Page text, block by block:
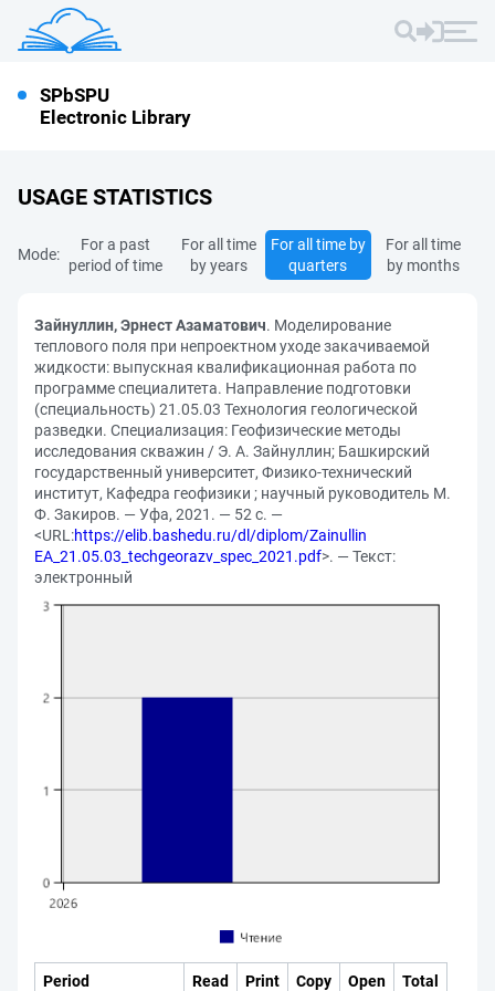
SPbSPU
Electronic Library
USAGE STATISTICS
Mode:
For a past
period of time
For all time
by years
For all time by
quarters
For all time
by months
Зайнуллин, Эрнест Азаматович. Моделирование
теплового поля при непроектном уходе закачиваемой
жидкости: выпускная квалификационная работа по
программе специалитета. Направление подготовки
(специальность) 21.05.03 Технология геологической
разведки. Специализация: Геофизические методы
исследования скважин / Э. А. Зайнуллин; Башкирский
государственный университет, Физико-технический
институт, Кафедра геофизики ; научный руководитель М.
Ф. Закиров. — Уфа, 2021. — 52 с. —
<URL:https://elib.bashedu.ru/dl/diplom/Zainullin
EA_21.05.03_techgeorazv_spec_2021.pdf>. — Текст:
электронный
Period Read Print Copy Open Total